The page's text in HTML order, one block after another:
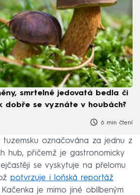
smrtelně jedovatá bedla či
dobře se vyznáte v houbách?
6 min čtení
tuzemsku označována za jednu z
hub, přičemž je gastronomicky
se vyskytuje na přelomu
potvrzuje i loňská reportáž
je mimo jiné oblíbeným